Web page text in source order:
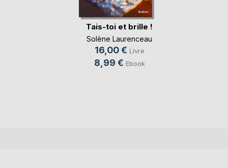
Tais-toi et brille !
Solène Laurenceau
16,00 € Livre
8,99 € Ebook